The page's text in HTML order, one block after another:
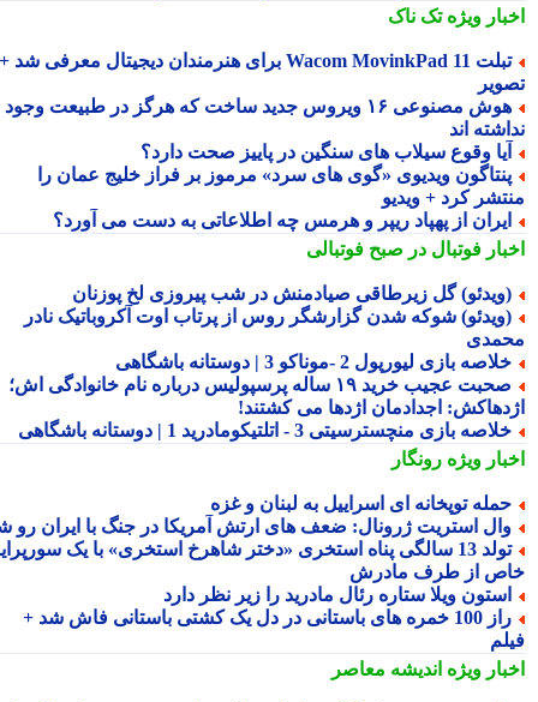
ویژهتک ناک
تبلت Wacom MovinkPad 11 برای هنرمندان دیجیتال معرفی شد +
هوش مصنوعی ۱۶ ویروس جدید ساخت که هرگز در طبیعت وجود
اند
وقوع سیلاب های سنگین در پاییز صحت دارد؟
ویدیوی «گوی های سرد» مرموز بر فراز خلیج عمان را
کرد + ویدیو
از پهپاد ریپر و هرمس چه اطلاعاتی به دست می آورد؟
فوتبال در صبح فوتبالی
گل زیرطاقی صیادمنش در شب پیروزی لخ پوزنان
شوکه شدن گزارشگر روس از پرتاب اوت آکروباتیک نادر
بازی لیورپول 2 -موناکو 3 | دوستانه باشگاهی
صحبت عجیب خرید ۱۹ ساله پرسپولیس درباره نام خانوادگی اش؛
اجدادمان اژدها می کشتند!
بازی منچسترسیتی 3 - اتلتیکومادرید 1 | دوستانه باشگاهی
ویژهرونگار
توپخانه ای اسراییل به لبنان و غزه
استریت ژرونال: ضعف های ارتش آمریکا در جنگ با ایران رو شد
تولد 13 سالگی پناه استخری «دختر شاهرخ استخری» با یک سورپرایز
از طرف مادرش
ویلا ستاره رئال مادرید را زیر نظر دارد
راز 100 خمره های باستانی در دل یک کشتی باستانی فاش شد +
ویژهاندیشه معاصر